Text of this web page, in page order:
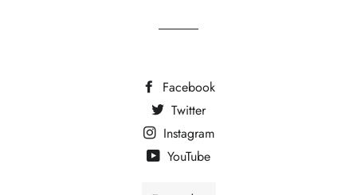
Facebook
Twitter
Instagram
YouTube